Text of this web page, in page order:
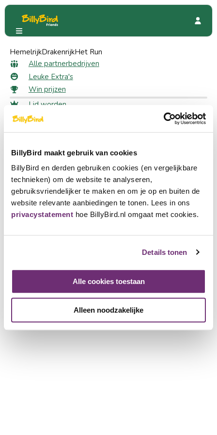
BillyBird maakt gebruik van cookies
BillyBird en derden gebruiken cookies (en vergelijkbare
technieken) om de website te analyseren,
gebruiksvriendelijker te maken en om je op en buiten de
website relevante aanbiedingen te tonen. Lees in ons
privacystatement hoe BillyBird.nl omgaat met cookies.
Details tonen
Alle cookies toestaan
Alleen noodzakelijke
HemelrijkDrakenrijkHet Run
Alle partnerbedrijven
Leuke Extra's
Win prijzen
Lid worden
Inloggen
Taal kiezen
Nederlands
English
Deutsch
Partner worden
Plopsaland Ardennes
Alle beoordelingen voor
Plopsaland Ardennes
Plaats een beoordeling
Schrijf een review voor deze pagina.
Snel naar
Alle partnerbedrijven
Leuke Extra's
Win prijzen
Werken bij BillyBird
Exploitatie strandbaden
Voor partnerbedrijven